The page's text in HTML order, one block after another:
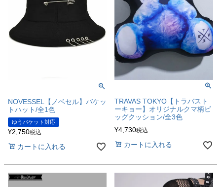
NOVESSEL【ノベセル】バケッ
トハット/全1色
ゆうパケット対応
¥2,750税込
カートに入れる
TRAVAS TOKYO【トラバスト
ーキョー】オリジナルクマ柄ビ
ッグクッション/全3色
¥4,730税込
カートに入れる